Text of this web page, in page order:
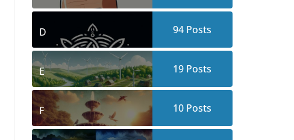
D 94 Posts
E 19 Posts
F 10 Posts